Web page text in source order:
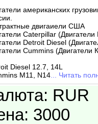
американских
двигаиели США
Caterpillar
Detroit Diesel
Cummins (Двигатели
Diesel 12.7, 14L
M11, N14 ... Читать
RUR
3000